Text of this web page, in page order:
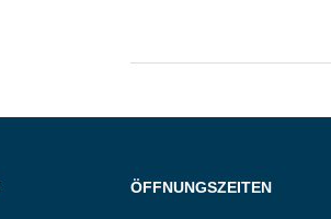
ÖFFNUNGSZEITEN